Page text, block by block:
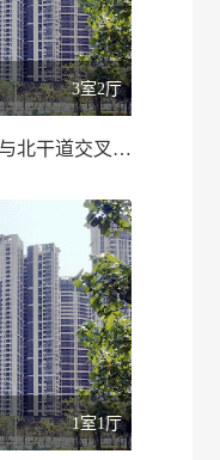
3室2厅
文化路与北干道交叉口/115.00 平米
1室1厅